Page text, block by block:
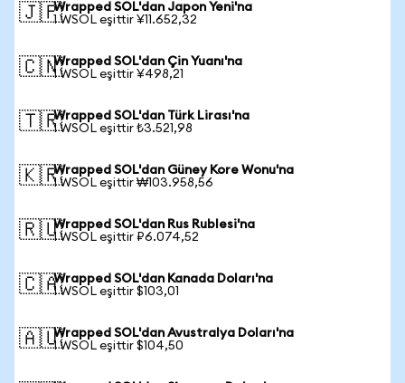
🇯🇵Wrapped SOL'dan Japon Yeni'na
1 WSOL eşittir ¥11.652,32
🇨🇳Wrapped SOL'dan Çin Yuanı'na
1 WSOL eşittir ¥498,21
🇹🇷Wrapped SOL'dan Türk Lirası'na
1 WSOL eşittir ₺3.521,98
🇰🇷Wrapped SOL'dan Güney Kore Wonu'na
1 WSOL eşittir ₩103.958,56
🇷🇺Wrapped SOL'dan Rus Rublesi'na
1 WSOL eşittir ₽6.074,52
🇨🇦Wrapped SOL'dan Kanada Doları'na
1 WSOL eşittir $103,01
🇦🇺Wrapped SOL'dan Avustralya Doları'na
1 WSOL eşittir $104,50